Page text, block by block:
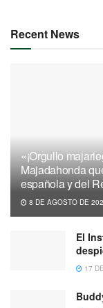
Recent News
«¡Orgullo
Majadahonda
española y del
8 DE AGOSTO DE
El
17